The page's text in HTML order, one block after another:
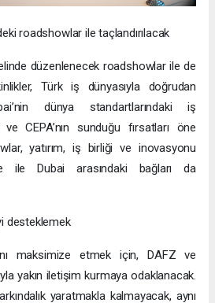
roadshowlar ile taçlandırılacak
düzenlenecek roadshowlar ile de
Türk iş dünyasıyla doğrudan
dünya standartlarındaki iş
CEPA’nın sunduğu fırsatları öne
yatırım, iş birliği ve inovasyonu
ile Dubai arasındaki bağları da
desteklemek
maksimize etmek için, DAFZ ve
yakın iletişim kurmaya odaklanacak.
yaratmakla kalmayacak, aynı